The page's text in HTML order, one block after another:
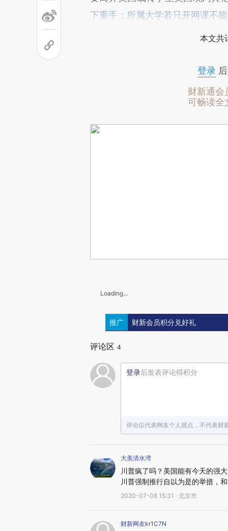
下重手：所属大学若只开网课不
本文共
登录后
财新通会
可畅读全
Loading...
推广 财新会员积分兑好礼
评论区 4
登录后发表评论得积分
评论仅代表网友个人观点，不代表财
大美清水湾
川普疯了吗？美国能有今天的强
川普强制推行自以为是的举措，
2020-07-08 15:31 · 北京市
财新网友kr1C7N